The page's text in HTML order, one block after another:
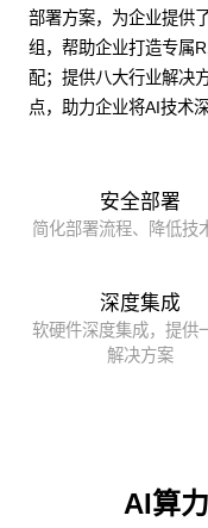
部署方案，为企业提供
组，帮助企业打造专属
配；提供八大行业解决
点，助力企业将AI技术
安全部署
简化部署流程、降低技
深度集成
软硬件深度集成，提供
解决方案
AI算